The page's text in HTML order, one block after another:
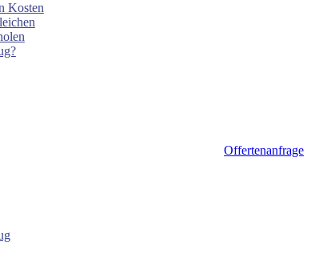
Kosten
Offertenanfrage